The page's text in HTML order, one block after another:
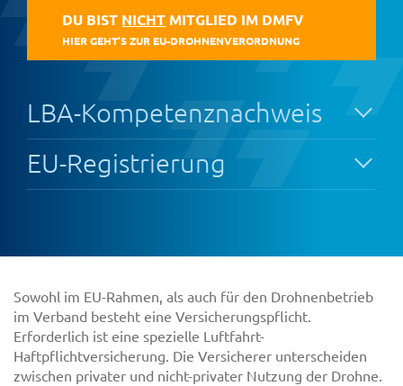
DU BIST NICHT MITGLIED IM DMFV
HIER GEHT’S ZUR EU-DROHNENVERORDNUNG
LBA-Kompetenznachweis
EU-Registrierung
Sowohl im EU-Rahmen, als auch für den Drohnenbetrieb
im Verband besteht eine Versicherungspflicht.
Erforderlich ist eine spezielle Luftfahrt-
Haftpflichtversicherung. Die Versicherer unterscheiden
zwischen privater und nicht-privater Nutzung der Drohne.